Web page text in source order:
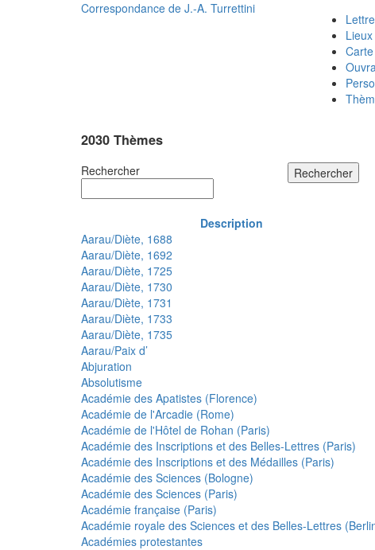
Correspondance de J.-A. Turrettini
Lieux
Carte
2030 Thèmes
Rechercher Rechercher
Description
Aarau/Diète, 1688
Aarau/Diète, 1692
Aarau/Diète, 1725
Aarau/Diète, 1730
Aarau/Diète, 1731
Aarau/Diète, 1733
Aarau/Diète, 1735
Aarau/Paix d’
Abjuration
Absolutisme
Académie des Apatistes (Florence)
Académie de l'Arcadie (Rome)
Académie de l'Hôtel de Rohan (Paris)
Académie des Inscriptions et des Belles-Lettres (Paris)
Académie des Inscriptions et des Médailles (Paris)
Académie des Sciences (Bologne)
Académie des Sciences (Paris)
Académie française (Paris)
Académie royale des Sciences et des Belles-Lettres
Académies protestantes